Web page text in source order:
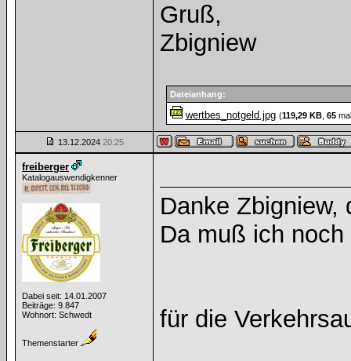
Gruß,
Zbigniew
Dateianhang:
wertbes_notgeld.jpg (119,29 KB, 65
13.12.2024 20:25
freiberger
Katalogauswendigkenner
Dabei seit: 14.01.2007
Beiträge: 9.847
Wohnort: Schwedt
Themenstarter
Danke Zbigniew,
Da muß ich
für die